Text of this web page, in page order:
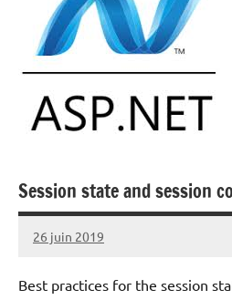
Session state and session
26 juin 2019
Laurent
ACKER
Best practices for the session